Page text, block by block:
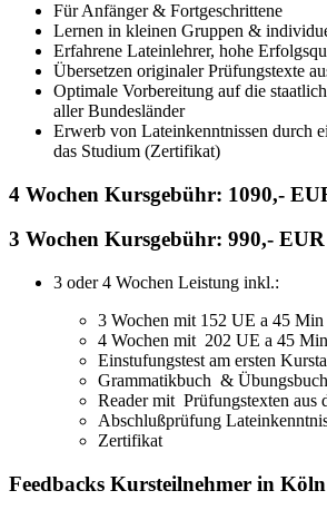
Für Anfänger & Fortgeschrittene
Lernen in kleinen Gruppen &
Erfahrene Lateinlehrer, hohe
Übersetzen originaler Prüfungstexte
Optimale Vorbereitung auf die
aller Bundesländer
Erwerb von Lateinkenntnissen durch
das Studium (Zertifikat)
4 Wochen Kursgebühr: 1090,-
3 Wochen Kursgebühr: 990,- EUR
3 oder 4 Wochen Leistung inkl.:
3 Wochen mit 152 UE a 45 Min
4 Wochen mit 202 UE a 45
Einstufungstest am ersten
Grammatikbuch &
Reader mit Prüfungstexten aus
Abschlußprüfung
Zertifikat
Feedbacks Kursteilnehmer in Köln